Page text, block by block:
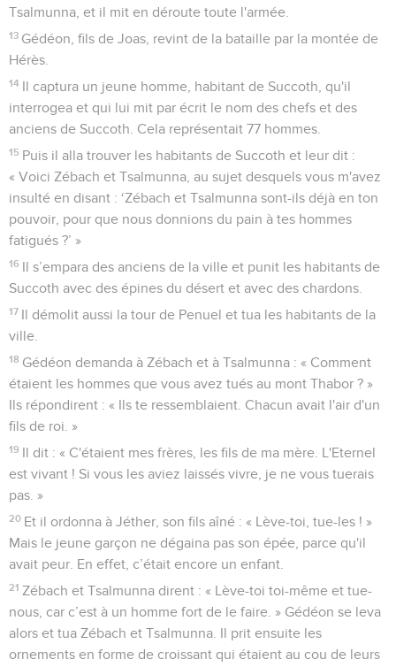
Tsalmunna, et il mit en déroute toute l'armée.
13 Gédéon, fils de Joas, revint de la bataille par la montée de
Hérès.
14 Il captura un jeune homme, habitant de Succoth, qu'il
interrogea et qui lui mit par écrit le nom des chefs et des
anciens de Succoth. Cela représentait 77 hommes.
15 Puis il alla trouver les habitants de Succoth et leur dit :
« Voici Zébach et Tsalmunna, au sujet desquels vous m'avez
insulté en disant : ‘Zébach et Tsalmunna sont-ils déjà en ton
pouvoir, pour que nous donnions du pain à tes hommes
fatigués ?’ »
16 Il s’empara des anciens de la ville et punit les habitants de
Succoth avec des épines du désert et avec des chardons.
17 Il démolit aussi la tour de Penuel et tua les habitants de la
ville.
18 Gédéon demanda à Zébach et à Tsalmunna : « Comment
étaient les hommes que vous avez tués au mont Thabor ? »
Ils répondirent : « Ils te ressemblaient. Chacun avait l'air d'un
fils de roi. »
19 Il dit : « C'étaient mes frères, les fils de ma mère. L'Eternel
est vivant ! Si vous les aviez laissés vivre, je ne vous tuerais
pas. »
20 Et il ordonna à Jéther, son fils aîné : « Lève-toi, tue-les ! »
Mais le jeune garçon ne dégaina pas son épée, parce qu'il
avait peur. En effet, c’était encore un enfant.
21 Zébach et Tsalmunna dirent : « Lève-toi toi-même et tue-
nous, car c’est à un homme fort de le faire. » Gédéon se leva
alors et tua Zébach et Tsalmunna. Il prit ensuite les
ornements en forme de croissant qui étaient au cou de leurs